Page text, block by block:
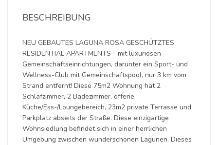
BESCHREIBUNG
NEU GEBAUTES LAGUNA ROSA GESCHÜTZTES
RESIDENTIAL APARTMENTS - mit luxuriösen
Gemeinschaftseinrichtungen, darunter ein Sport- und
Wellness-Club mit Gemeinschaftspool, nur 3 km vom
Strand entfernt! Diese 75m2 Wohnung hat 2
Schlafzimmer, 2 Badezimmer, offene
Küche/Ess-/Loungebereich, 23m2 private Terrasse und
Parkplatz abseits der Straße. Diese einzigartige
Wohnsiedlung befindet sich in einer herrlichen
Umgebung zwischen wunderschönen Lagunen. Dieses